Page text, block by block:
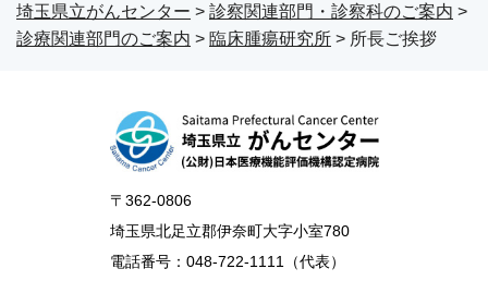
埼玉県立がんセンター > 診察関連部門・診察科のご案内 >
診療関連部門のご案内 > 臨床腫瘍研究所 > 所長ご挨拶
〒362-0806
埼玉県北足立郡伊奈町大字小室780
電話番号：048-722-1111（代表）